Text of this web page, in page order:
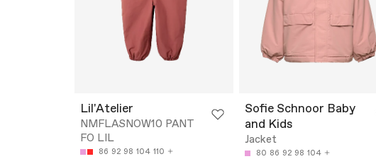
Lil'Atelier
NMFLASNOW10 PANT
FO LIL
86 92 98 104 110
Sofie Schnoor Baby
and Kids
Jacket
80 86 92 98 104